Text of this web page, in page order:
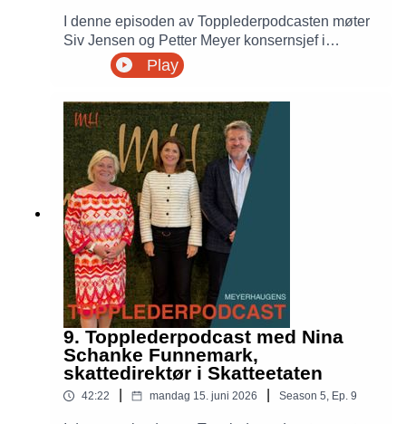
I denne episoden av Topplederpodcasten møter
Siv Jensen og Petter Meyer konsernsjef i
KONGSBERG, Eirik Lie, live på Kongsberg
Agenda. De snakker om ledelse i en mer urolig
Norges fremtid, og hva som skal til for å lede et
selskap med ambisjoner om kraftig vekst i en tid
preget av geopolitisk uro.
Play
9. Topplederpodcast med Nina
Schanke Funnemark,
skattedirektør i Skatteetaten
42:22 mandag 15. juni 2026 Season 5, Ep. 9